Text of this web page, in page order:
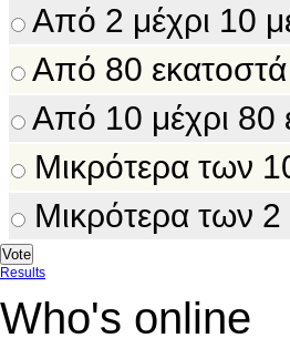
Από 2 μέχρι 10
Από 80 εκατοστά
Από 10 μέχρι 80
Μικρότερα των
Μικρότερα των
Results
Who's online